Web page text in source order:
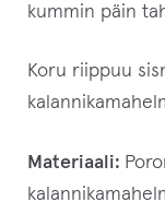
kummin päin
Koru riippuu
Materiaali: P